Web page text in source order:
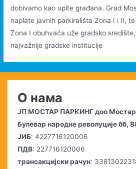
dobivamo kao upite građana. Grad
naplate javnih parkirališta Zona I i II,
Zona I obuhvaća uže gradsko
najvažnije gradske institucije
О нама
ЈП МОСТАР ПАРКИНГ доо Мостар
Булевар народне револуције бб,
ЈИБ: 4227716120006
ПДВ: 227716120006
трансакцијски рачун: